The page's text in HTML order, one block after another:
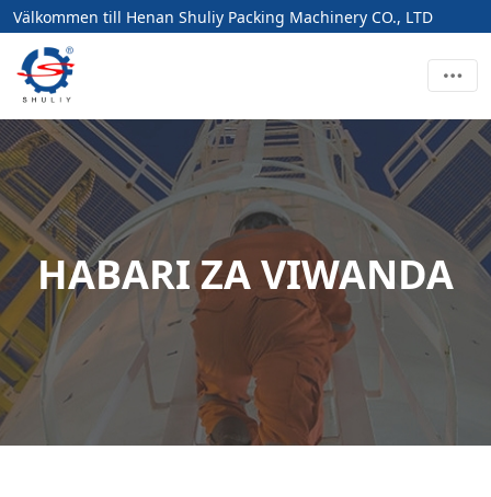
Välkommen till Henan Shuliy Packing Machinery CO., LTD
HABARI ZA VIWANDA